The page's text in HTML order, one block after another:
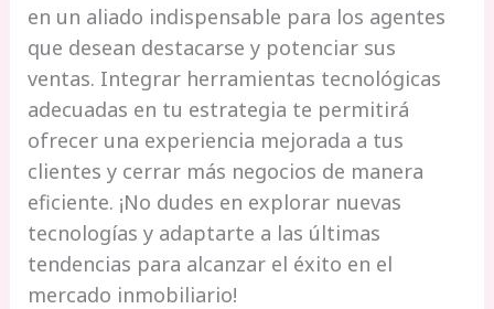
en un aliado indispensable para los agentes
que desean destacarse y potenciar sus
ventas. Integrar herramientas tecnológicas
adecuadas en tu estrategia te permitirá
ofrecer una experiencia mejorada a tus
clientes y cerrar más negocios de manera
eficiente. ¡No dudes en explorar nuevas
tecnologías y adaptarte a las últimas
tendencias para alcanzar el éxito en el
mercado inmobiliario!